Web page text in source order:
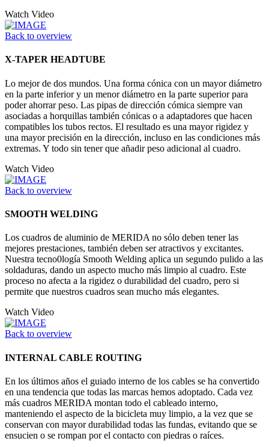
Watch Video
Back to overview
X-TAPER HEADTUBE
Lo mejor de dos mundos. Una forma cónica con un mayor diámetro
en la parte inferior y un menor diámetro en la parte superior para
poder ahorrar peso. Las pipas de dirección cómica siempre van
asociadas a horquillas también cónicas o a adaptadores que hacen
compatibles los tubos rectos. El resultado es una mayor rigidez y
una mayor precisión en la dirección, incluso en las condiciones más
extremas. Y todo sin tener que añadir peso adicional al cuadro.
Watch Video
Back to overview
SMOOTH WELDING
Los cuadros de aluminio de MERIDA no sólo deben tener las
mejores prestaciones, también deben ser atractivos y excitantes.
Nuestra tecno0logía Smooth Welding aplica un segundo pulido a las
soldaduras, dando un aspecto mucho más limpio al cuadro. Este
proceso no afecta a la rigidez o durabilidad del cuadro, pero si
permite que nuestros cuadros sean mucho más elegantes.
Watch Video
Back to overview
INTERNAL CABLE ROUTING
En los últimos años el guiado interno de los cables se ha convertido
en una tendencia que todas las marcas hemos adoptado. Cada vez
más cuadros MERIDA montan todo el cableado interno,
manteniendo el aspecto de la bicicleta muy limpio, a la vez que se
conservan con mayor durabilidad todas las fundas, evitando que se
ensucien o se rompan por el contacto con piedras o raíces.